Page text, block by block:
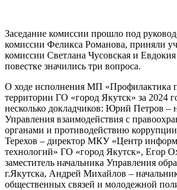
Заседание комиссии прошло под
комиссии Феликса Романова, приняли
комиссии Светлана Чусовская и
повестке значились три вопроса.
О ходе исполнения МП «Профилактика
территории ГО «город Якутск» за 2024
несколько докладчиков: Юрий Петров –
Управления взаимодействия с
органами и противодействию
Терехов – директор МКУ «Центр
технологий» ГО «город Якутск», Егор
заместитель начальника Управления
г.Якутска, Андрей Михайлов –
общественных связей и молодежной